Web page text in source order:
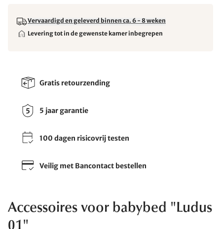
Vervaardigd en geleverd binnen ca. 6 - 8 weken
Levering tot in de gewenste kamer inbegrepen
Gratis retourzending
5 jaar garantie
100 dagen risicovrij testen
Veilig met Bancontact bestellen
Accessoires voor babybed "Ludus
01"